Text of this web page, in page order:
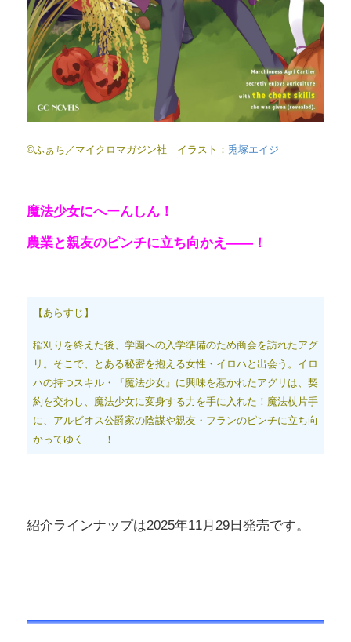
©ふぁち／マイクロマガジン社 イラスト： 兎塚エイジ
魔法少女にへーんしん！
農業と親友のピンチに立ち向かえ――！
【あらすじ】
稲刈りを終えた後、学園への入学準備のため商会を訪れたアグ
リ。そこで、とある秘密を抱える女性・イロハと出会う。イロ
ハの持つスキル・『魔法少女』に興味を惹かれたアグリは、契
約を交わし、魔法少女に変身する力を手に入れた！魔法杖片手
に、アルビオス公爵家の陰謀や親友・フランのピンチに立ち向
かってゆく――！
紹介ラインナップは2025年11月29日発売です。